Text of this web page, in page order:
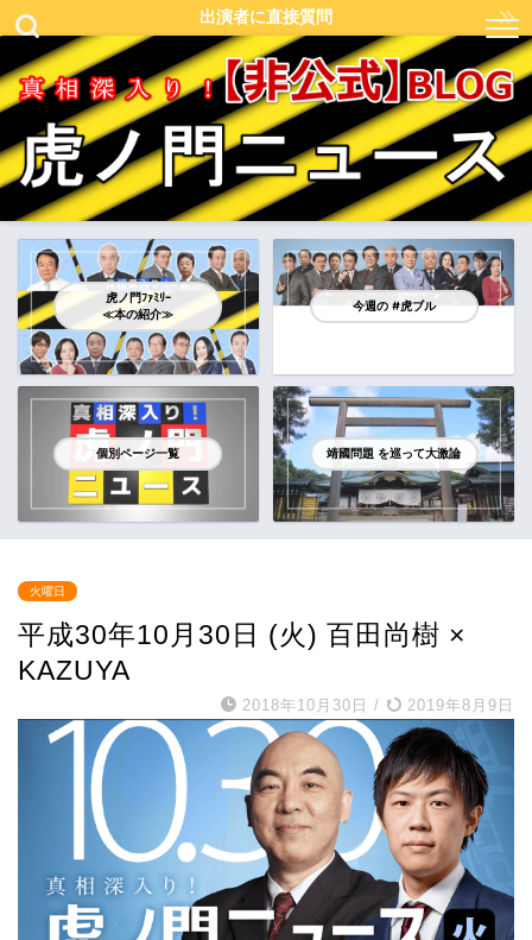
出演者に直接質問
虎ノ門ﾌｧﾐﾘｰ
≪本の紹介≫
今週の #虎ブル
個別ページ一覧 靖國問題 を巡って大激論
火曜日
平成30年10月30日 (火) 百田尚樹 ×
KAZUYA
2018年10月30日 / 2019年8月9日